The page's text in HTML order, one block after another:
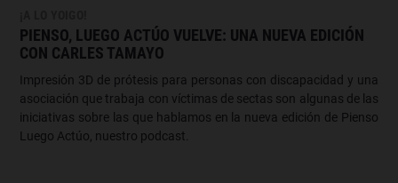
PIENSO, LUEGO ACTÚO VUELVE: UNA NUEVA EDICIÓN
CON CARLES TAMAYO
Impresión 3D de prótesis para personas con discapacidad y una
asociación que trabaja con víctimas de sectas son algunas de las
iniciativas sobre las que hablamos en la nueva edición de Pienso
Luego Actúo, nuestro podcast.